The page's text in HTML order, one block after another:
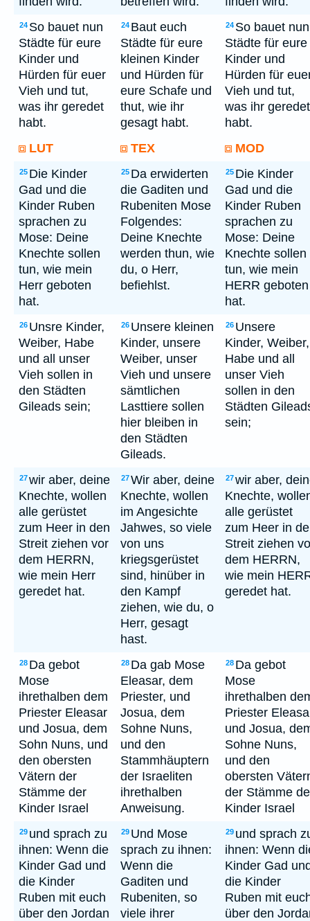
24 So bauet nun
Städte für eure
Kinder und
Hürden für euer
Vieh und tut,
was ihr geredet
habt.
24 Baut euch
Städte für eure
kleinen Kinder
und Hürden für
eure Schafe und
thut, wie ihr
gesagt habt.
24 So bauet nun
Städte für eure
Kinder und
Hürden für
Vieh und tut,
was ihr geredet
habt.
LUT
TEX MOD
25 Die Kinder
Gad und die
Kinder Ruben
sprachen zu
Mose: Deine
Knechte sollen
tun, wie mein
Herr geboten
hat.
25 Da erwiderten
die Gaditen und
Rubeniten Mose
Folgendes:
Deine Knechte
werden thun, wie
du, o Herr,
befiehlst.
25 Die Kinder
Gad und die
Kinder Ruben
sprachen zu
Mose: Deine
Knechte sollen
tun, wie mein
HERR geboten
hat.
26 Unsre Kinder,
Weiber, Habe
und all unser
Vieh sollen in
den Städten
Gileads sein;
26 Unsere kleinen
Kinder, unsere
Weiber, unser
Vieh und unsere
sämtlichen
Lasttiere sollen
hier bleiben in
den Städten
Gileads.
26 Unsere
Kinder, Weiber,
Habe und all
unser Vieh
sollen in den
Städten
sein;
27wir aber, deine
Knechte, wollen
alle gerüstet
zum Heer in den
Streit ziehen vor
dem HERRN,
wie mein Herr
geredet hat.
27Wir aber, deine
Knechte, wollen
im Angesichte
Jahwes, so viele
von uns
kriegsgerüstet
sind, hinüber in
den Kampf
ziehen, wie du, o
Herr, gesagt
hast.
27wir aber,
Knechte,
alle gerüstet
zum Heer in
Streit ziehen
dem HERRN,
wie mein
geredet hat.
28 Da gebot
Mose
ihrethalben dem
Priester Eleasar
und Josua, dem
Sohn Nuns, und
den obersten
Vätern der
Stämme der
Kinder Israel
28 Da gab Mose
Eleasar, dem
Priester, und
Josua, dem
Sohne Nuns,
und den
Stammhäuptern
der Israeliten
ihrethalben
Anweisung.
28 Da gebot
Mose
ihrethalben
Priester
und Josua,
Sohne Nuns,
und den
obersten
der Stämme
Kinder Israel
29 und sprach zu
ihnen: Wenn die
Kinder Gad und
die Kinder
Ruben mit euch
über den Jordan
29 Und Mose
sprach zu ihnen:
Wenn die
Gaditen und
Rubeniten, so
viele ihrer
29 und sprach
ihnen: Wenn
Kinder Gad
die Kinder
Ruben mit
über den